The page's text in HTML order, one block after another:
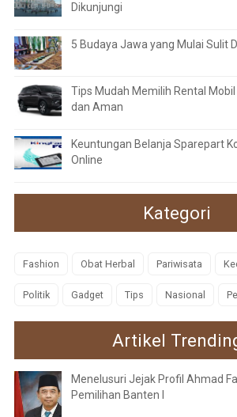
Dikunjungi
5 Budaya Jawa yang Mulai Sulit
Tips Mudah Memilih Rental
dan Aman
Keuntungan Belanja Sparepart
Online
Kategori
Fashion Obat Herbal Pariwisata
Politik Gadget Tips Nasional
Artikel
Menelusuri Jejak Profil Ahmad
Pemilihan Banten I